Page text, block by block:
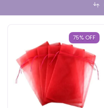
75% OFF